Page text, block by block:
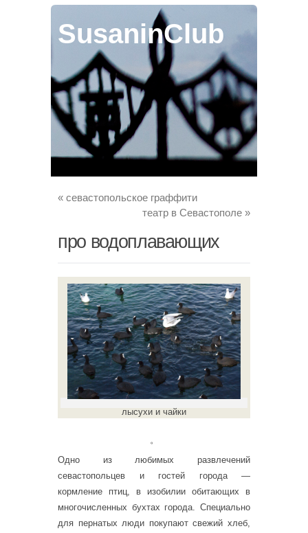
SusaninClub
« севастопольское граффити
театр в Севастополе »
про водоплавающих
лысухи и чайки
。
Одно из любимых развлечений
севастопольцев и гостей города —
кормление птиц, в изобилии обитающих в
многочисленных бухтах города. Специально
для пернатых люди покупают свежий хлеб,